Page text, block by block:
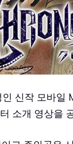
신작 모바일
소개 영상을